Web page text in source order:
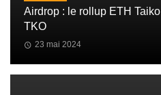
Airdrop : le rollup ETH
TKO
23 mai 2024